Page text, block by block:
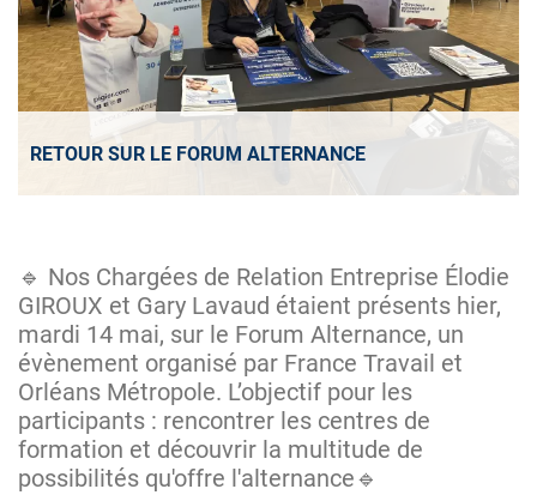
RETOUR SUR LE FORUM ALTERNANCE
🔹 Nos Chargées de Relation Entreprise Élodie
GIROUX et Gary Lavaud étaient présents hier,
mardi 14 mai, sur le Forum Alternance, un
évènement organisé par France Travail et
Orléans Métropole. L’objectif pour les
participants : rencontrer les centres de
formation et découvrir la multitude de
possibilités qu'offre l'alternance🔹